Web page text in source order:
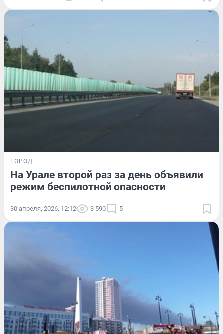
ГОРОД
На Урале второй раз за день объявили
режим беспилотной опасности
30 апреля, 2026, 12:12 3 590 5